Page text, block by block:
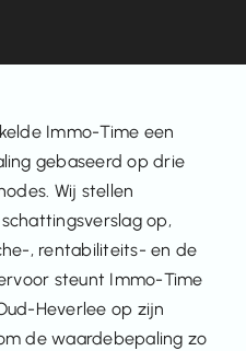
Immo-Time een
gebaseerd op drie
Wij stellen
op,
, rentabiliteits- en de
steunt Immo-Time
Heverlee op zijn
de waardebepaling zo